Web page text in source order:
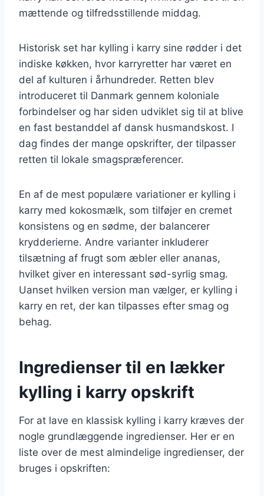
mættende og tilfredsstillende middag.
Historisk set har kylling i karry sine rødder i det
indiske køkken, hvor karryretter har været en
del af kulturen i århundreder. Retten blev
introduceret til Danmark gennem koloniale
forbindelser og har siden udviklet sig til at blive
en fast bestanddel af dansk husmandskost. I
dag findes der mange opskrifter, der tilpasser
retten til lokale smagspræferencer.
En af de mest populære variationer er kylling i
karry med kokosmælk, som tilføjer en cremet
konsistens og en sødme, der balancerer
krydderierne. Andre varianter inkluderer
tilsætning af frugt som æbler eller ananas,
hvilket giver en interessant sød-syrlig smag.
Uanset hvilken version man vælger, er kylling i
karry en ret, der kan tilpasses efter smag og
behag.
Ingredienser til en lækker
kylling i karry opskrift
For at lave en klassisk kylling i karry kræves der
nogle grundlæggende ingredienser. Her er en
liste over de mest almindelige ingredienser, der
bruges i opskriften: